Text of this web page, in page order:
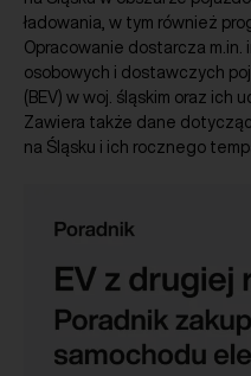
ładowania, w tym również
Opracowanie dostarcza
osobowych i dostawczych
(BEV) w woj. śląskim oraz ich
Zawiera także dane
na Śląsku i ich rocznego